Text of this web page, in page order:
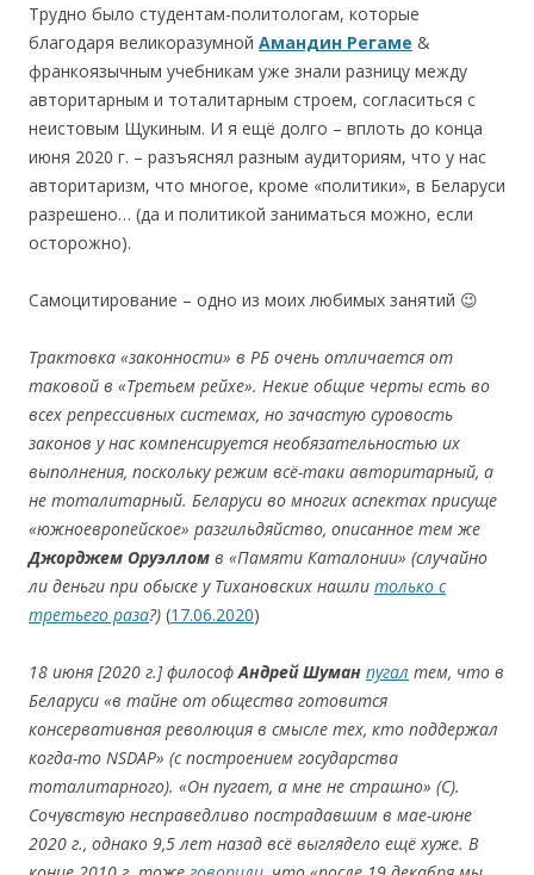
Трудно было студентам-политологам, которые
благодаря великоразумной Амандин Регаме &
франкоязычным учебникам уже знали разницу между
авторитарным и тоталитарным строем, согласиться с
неистовым Щукиным. И я ещё долго – вплоть до конца
июня 2020 г. – разъяснял разным аудиториям, что у нас
авторитаризм, что многое, кроме «политики», в Беларуси
разрешено… (да и политикой заниматься можно, если
осторожно).
Самоцитирование – одно из моих любимых занятий 😉
Трактовка «законности» в РБ очень отличается от
таковой в «Третьем рейхе». Некие общие черты есть во
всех репрессивных системах, но зачастую суровость
законов у нас компенсируется необязательностью их
выполнения, поскольку режим всё-таки авторитарный, а
не тоталитарный. Беларуси во многих аспектах присуще
«южноевропейское» разгильдяйство, описанное тем же
Джорджем Оруэллом в «Памяти Каталонии» (случайно
ли деньги при обыске у Тихановских нашли только с
третьего раза?) (17.06.2020)
18 июня [2020 г.]философ Андрей Шуман пугал тем, что в
Беларуси «в тайне от общества готовится
консервативная революция в смысле тех, кто поддержал
когда-то NSDAP» (с построением государства
тоталитарного). «Он пугает, а мне не страшно» (С).
Сочувствую несправедливо пострадавшим в мае-июне
2020 г., однако 9,5 лет назад всё выглядело ещё хуже. В